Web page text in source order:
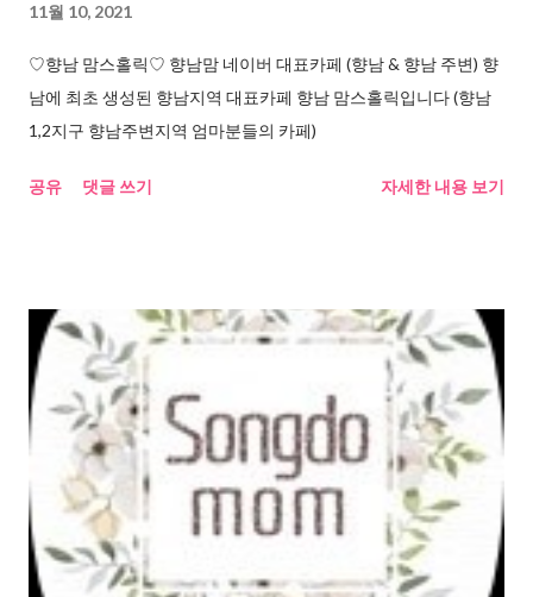
11월 10, 2021
♡향남 맘스홀릭♡ 향남맘 네이버 대표카페 (향남 & 향남 주변) 향
남에 최초 생성된 향남지역 대표카페 향남 맘스홀릭입니다 (향남
1,2지구 향남주변지역 엄마분들의 카페)
공유 댓글 쓰기 자세한 내용 보기